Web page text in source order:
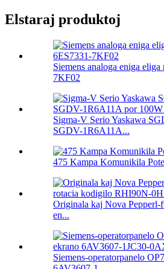
Elstaraj produktoj
Siemens analoga eniga
7KF02
Sigma-V Serio Yaskawa
SGDV-1R6A11A...
475 Kampa Komunikila
Originala kaj Nova Pepperl-
en...
Siemens-operatorpanelo